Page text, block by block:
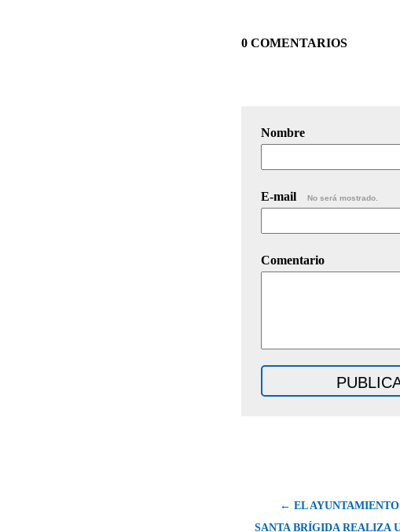
0 COMENTARIOS
Nombre
E-mail No será mostrado.
Comentario
← EL
SANTA BRÍGIDA REALIZA